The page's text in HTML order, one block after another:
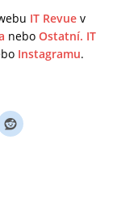
IT Revue v
nebo Ostatní. IT
Instagramu.